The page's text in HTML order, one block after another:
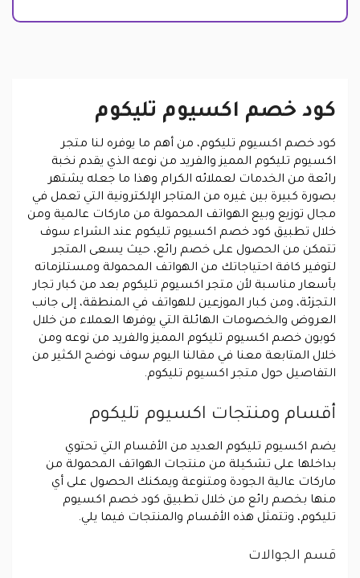
كود خصم اكسيوم تليكوم
كود خصم اكسيوم تليكوم، من أهم ما يوفره لنا متجر
اكسيوم تليكوم المميز والفريد من نوعه الذي يقدم نخبة
رائعة من الخدمات لعملائه الكرام وهذا ما جعله يشتهر
بصورة كبيرة بين غيره من المتاجر الإلكترونية التي تعمل في
مجال توزيع وبيع الهواتف المحمولة من ماركات عالمية ومن
خلال تطبيق كود خصم اكسيوم تليكوم عند الشراء سوف
تتمكن من الحصول على خصم رائع، حيث يسعى المتجر
لتوفير كافة احتياجاتك من الهواتف المحمولة ومستلزماته
بأسعار مناسبة لأن متجر اكسيوم تليكوم بعد من كبار تجار
التجزئة، ومن كبار الموزعين للهواتف في المنطقة، إلى جانب
العروض والخصومات الهائلة التي يوفرها العملاء من خلال
كوبون خصم اكسيوم تليكوم المميز والفريد من نوعه ومن
خلال المتابعة معنا في مقالنا اليوم سوف نوضح الكثير من
التفاصيل حول متجر اكسيوم تليكوم.
أقسام ومنتجات اكسيوم تليكوم
يضم اكسيوم تليكوم العديد من الأقسام التي تحتوي
بداخلها على تشكيلة من منتجات الهواتف المحمولة من
ماركات عالية الجودة ومتنوعة ويمكنك الحصول على أي
منها بخصم رائع من خلال تطبيق كود خصم اكسيوم
تليكوم، وتتمثل هذه الأقسام والمنتجات فيما يلي.
قسم الجوالات